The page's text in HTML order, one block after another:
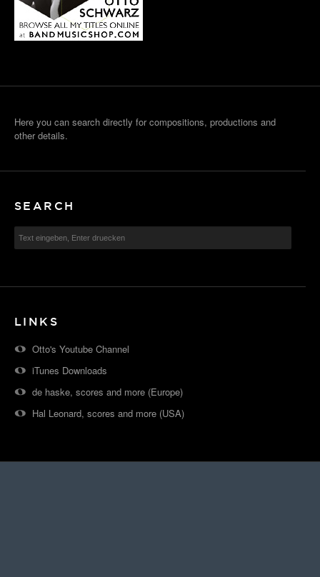
Here you can search directly for compositions, productions and
other details.
SEARCH
LINKS
Otto's Youtube Channel
iTunes Downloads
de haske, scores and more (Europe)
Hal Leonard, scores and more (USA)